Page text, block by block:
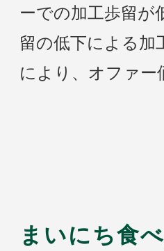
ーでの加工歩留が
留の低下による加
により、オファー
まいにち食